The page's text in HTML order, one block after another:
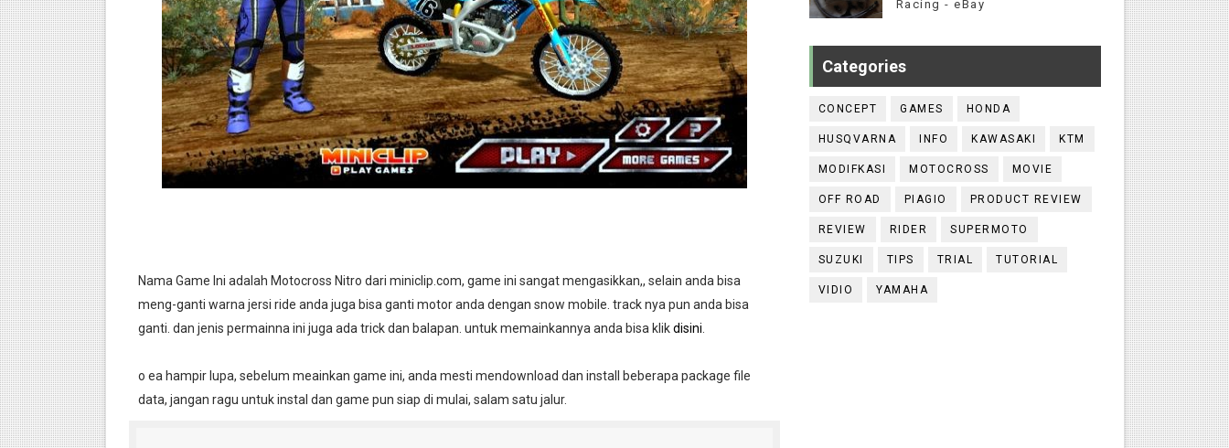
Nama Game Ini adalah Motocross Nitro dari miniclip.com, game ini sangat mengasikkan,, selain anda bisa
meng-ganti warna jersi ride anda juga bisa ganti motor anda dengan snow mobile. track nya pun anda bisa
ganti. dan jenis permainna ini juga ada trick dan balapan. untuk memainkannya anda bisa klikdisini
o ea hampir lupa, sebelum meainkan game ini, anda mesti mendownload dan install beberapa package file
data, jangan ragu untuk instal dan game pun siap di mulai, salam satu jalur.
Racing - eBay
Categories
CONCEPT GAMES HONDA
HUSQVARNA INFO KAWASAKI KTM
MODIFKASI MOTOCROSS MOVIE
OFF ROAD PIAGIO PRODUCT REVIEW
REVIEW RIDER SUPERMOTO
SUZUKI TIPS TRIAL TUTORIAL
VIDIO YAMAHA